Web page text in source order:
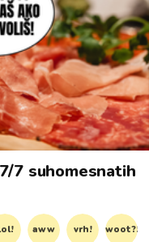
7 suhomesnatih
aww vrh! woot?!